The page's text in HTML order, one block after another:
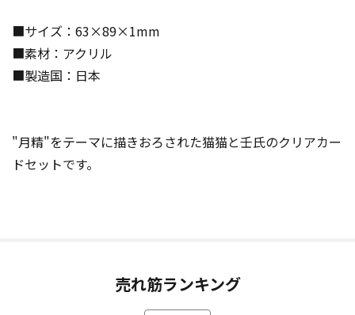
■サイズ：63×89×1mm
■素材：アクリル
■製造国：日本
"月精"をテーマに描きおろされた猫猫と壬氏のクリアカー
ドセットです。
売れ筋ランキング